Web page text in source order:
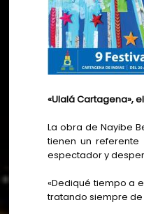
«Ulalá Cartagena»,
La obra de Nayibe
tienen un
espectador y
«Dediqué tiempo a
tratando siempre